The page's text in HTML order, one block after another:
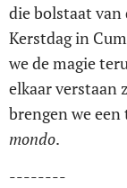
die bolstaat
Kerstdag in
we de magie
elkaar verstaan
brengen we
mondo.
--------